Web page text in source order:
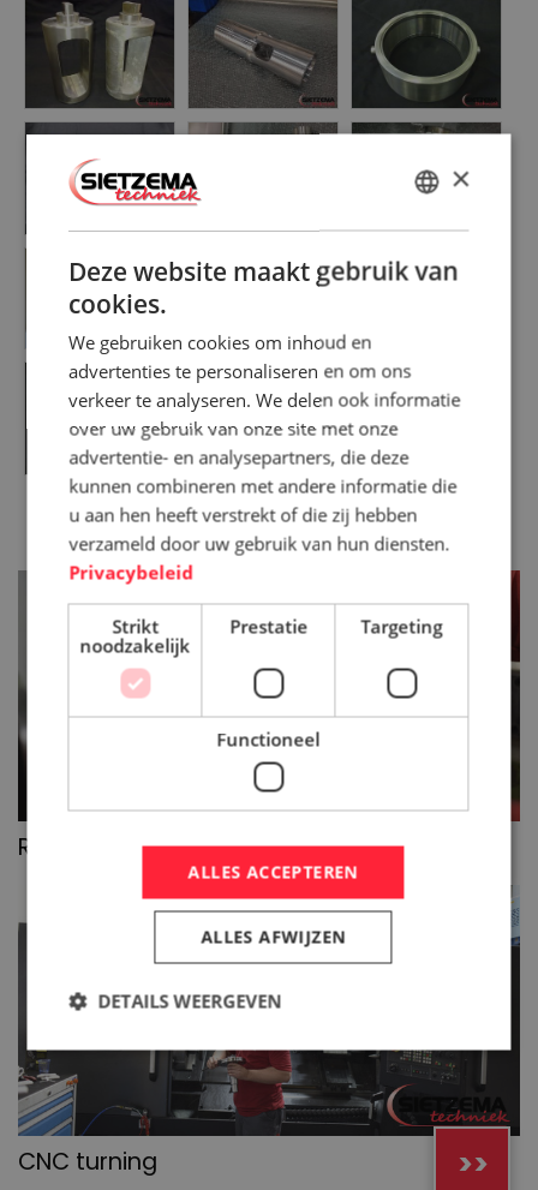
VERSPANEN
Rondslijpen
>>
CNC turning
×
Deze website maakt gebruik van
cookies.
We gebruiken cookies om inhoud en
advertenties te personaliseren en om ons
verkeer te analyseren. We delen ook informatie
over uw gebruik van onze site met onze
advertentie- en analysepartners, die deze
kunnen combineren met andere informatie die
u aan hen heeft verstrekt of die zij hebben
verzameld door uw gebruik van hun diensten.
Privacybeleid
Strikt
noodzakelijk
Prestatie Targeting
Functioneel
ALLES ACCEPTEREN
ALLES AFWIJZEN
DETAILS WEERGEVEN